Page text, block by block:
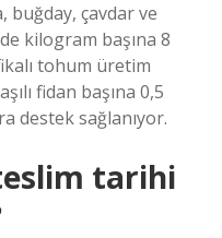
buğday, çavdar ve
kilogram başına 8
tohum üretim
fidan başına 0,5
destek sağlanıyor.
tarihi